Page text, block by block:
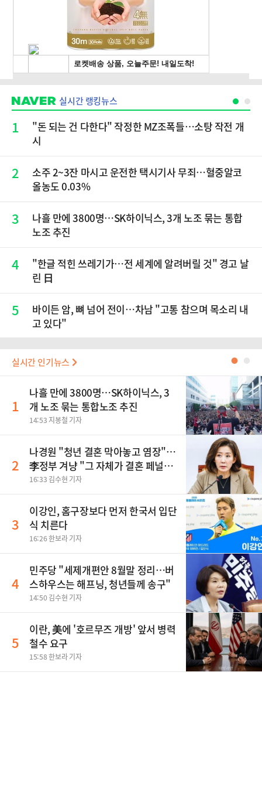
실시간 랭킹뉴스
1
"돈 되는 건 다한다" 작정한 MZ조폭들…소탕 작전 개
시
2
소주 2~3잔 마시고 운전한 택시기사 무죄…혈중알코
올농도 0.03%
3
나흘 만에 3800명…SK하이닉스, 3개 노조 묶는 통합
노조 추진
4
"한글 적힌 쓰레기가…전 세계에 알려버릴 것" 경고 날
린 日
5
바이든 암, 뼈 넘어 전이…차남 "고통 참으며 목소리 내
고 있다"
실시간 인기뉴스 ●
1
나흘 만에 3800명…SK하이닉스, 3
개 노조 묶는 통합노조 추진
14:53 지봉철 기자
2
나경원 "청년 결혼 막아놓고 염장"…
李정부 겨냥 "그 자체가 결혼 페널
티"
16:33 김수현 기자
3
이강인, 홈구장보다 먼저 한국서 입단
식 치른다
16:26 한보라 기자
4
민주당 "세제개편안 8월말 정리…버
스하우스는 해프닝, 청년들께 송구"
14:50 김수현 기자
5
이란, 美에 '호르무즈 개방' 앞서 병력
철수 요구
15:58 한보라 기자